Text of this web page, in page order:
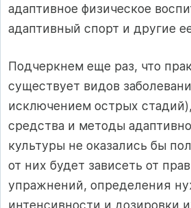
адаптивное физическое
адаптивный спорт и другие
Подчеркнем еще раз, что
существует видов
исключением острых
средства и методы
культуры не оказались бы
от них будет зависеть от
упражнений, определения